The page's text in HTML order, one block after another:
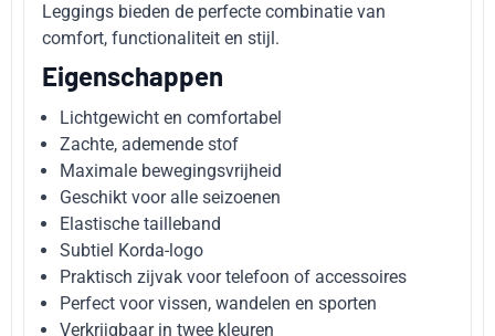
Leggings bieden de perfecte combinatie van
comfort, functionaliteit en stijl.
Eigenschappen
Lichtgewicht en comfortabel
Zachte, ademende stof
Maximale bewegingsvrijheid
Geschikt voor alle seizoenen
Elastische tailleband
Subtiel Korda-logo
Praktisch zijvak voor telefoon of accessoires
Perfect voor vissen, wandelen en sporten
Verkrijgbaar in twee kleuren